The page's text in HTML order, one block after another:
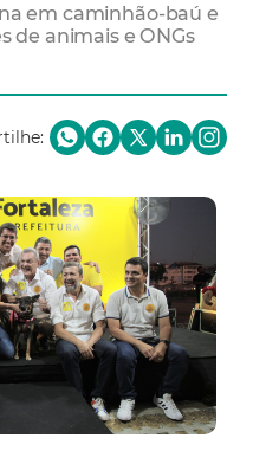
em caminhão-baú e
de animais e ONGs